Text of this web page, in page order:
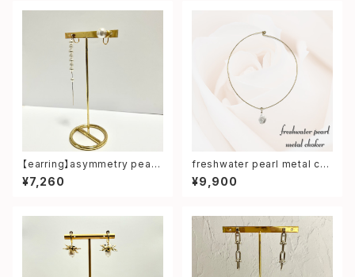
【earring】asymmetry pearl
earring
¥7,260
freshwater pearl metal ch
oker
¥9,900